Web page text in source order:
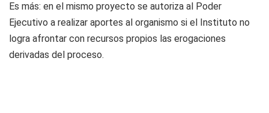
Es más: en el mismo proyecto se autoriza al Poder
Ejecutivo a realizar aportes al organismo si el Instituto no
logra afrontar con recursos propios las erogaciones
derivadas del proceso.